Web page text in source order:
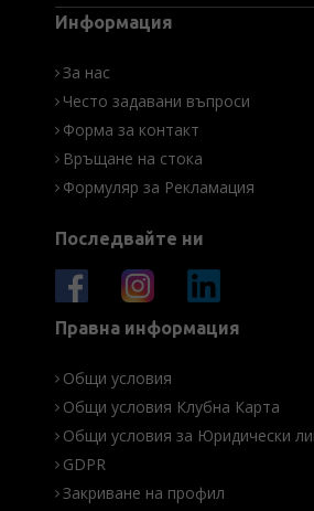
Информация
За нас
Често задавани въпроси
Форма за контакт
Връщане на стока
Формуляр за Рекламация
Последвайте ни
Правна информация
Общи условия
Общи условия Клубна Карта
Общи условия за Юридически
GDPR
Закриване на профил